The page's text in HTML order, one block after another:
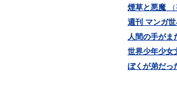
煙草と悪魔
週刊 マンガ
人間の手がま
世界少年少女
ぼくが弟だっ